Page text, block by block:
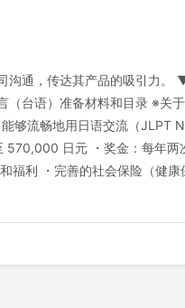
沟通，传达其产品的吸引力
（台语）准备材料和目录 ※
够流畅地用日语交流（JLPT
日元 ・奖金：每年
利 ・完善的社会保险（健